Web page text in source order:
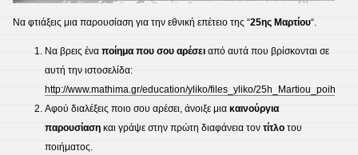
Να φτιάξεις μια παρουσίαση για την εθνική επέτειο της “25ης Μαρτίου“.
Να βρεις ένα ποίημα που σου αρέσει από αυτά που βρίσκονται σε
αυτή την ιστοσελίδα:
http://www.mathima.gr/education/yliko/files_yliko/
Αφού διαλέξεις ποιο σου αρέσει, άνοιξε μια καινούργια
παρουσίαση και γράψε στην πρώτη διαφάνεια τον τίτλο του
ποιήματος.